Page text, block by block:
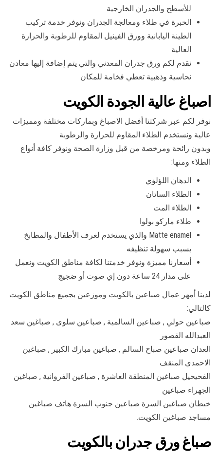
للأسطح والجدران الخارجية
الخبرة في طلاء ومعالجة الجدران ونوفر خدمة تركيب
الطينة اليابانية وورق الفينيل المقاوم للرطوبة والحرارة
العالية
نقدم لكم ورق جدران المعدني والتي يتم إضافة إليها معادن
نحاسية وذهبية تعطي فخامة للمكان
اصباغ عالية الجودة الكويت
نوفر لكم عبر شركتنا أفضل الاصباغ وبماركات مختلفة ومميزات
عالية ونستخدم الطلاء المقاوم للحرارة والرطوبة
وبدون رائحة ومرخصة من قبل وزارة الصحة ونوفر كافة أنواع
الطلاء ومنها:
الدهان اللؤلؤي
الطلاء الساتان
الطلاء المت
طلاء ماركو بولوا
Matte enamel والذي يستخدم لغرف الأطفال والمطابخ
بسبب سهولة تنظيفه
أسعارنا مميزة ونوفر خدمتنا لكافة مناطق الكويت ونعمل
على مدار 24 ساعة دون إي صوت أو ضجيج
لدينا أمهر عمال صباعين بالكويت وموزعين بجميع مناطق الكويت
كالتالي:
صباعين حولي , صباعين السالمية , صباعين سلوى , صباغين سعد
العبدالله القصور
العدان صباعين صباح السالم , صباغين مبارك الكبير , صباغين
الاحمدي المنقف
الفحيحيل صباغين المنطقة العاشرة , صباغين الفروانية , صباغين
الجهراء صباغين
خيطان صباغين السرة صباعين جنوب السرة هاتف صباغين
مساجد صباغين الكويت.
صباغ ورق جدران بالكويت